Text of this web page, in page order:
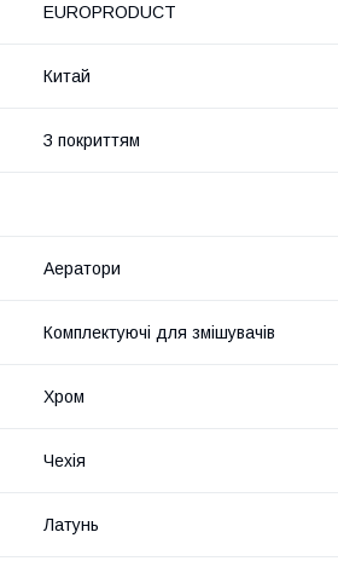
EUROPRODUCT
Китай
З покриттям
Аератори
Комплектуючі для змішувачів
Хром
Чехія
Латунь